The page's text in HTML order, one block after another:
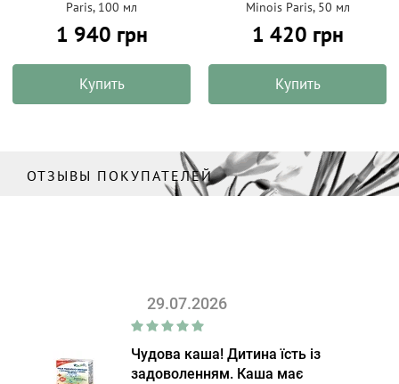
Paris, 100 мл
1 940 грн
Купить
Minois Paris, 50 мл
1 420 грн
Купить
ОТЗЫВЫ ПОКУПАТЕЛЕЙ
29.07.2026
Чудова каша! Дитина їсть із
задоволенням. Каша має